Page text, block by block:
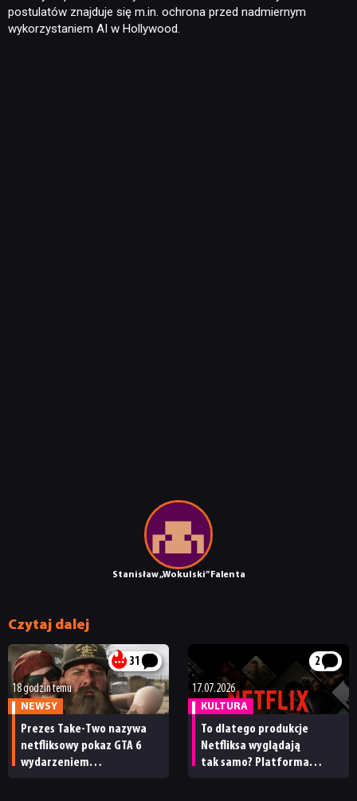
RECENZJE
Stanisław „Wokulski” Falenta
postulatów znajduje się m.in. ochrona przed nadmiernym
wykorzystaniem AI w Hollywood.
Czytaj dalej
31
18 godzin temu
NEWSY
Prezes Take-Two nazywa
netfliksowy pokaz GTA 6
wydarzeniem
2
17.07.2026
KULTURA
To dlatego produkcje
Netfliksa wyglądają
tak samo? Platforma